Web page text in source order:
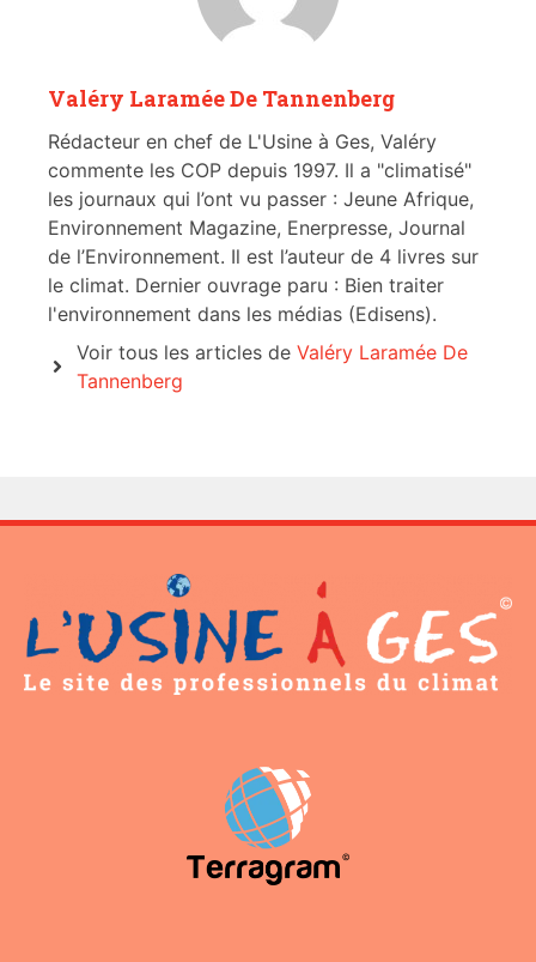
Valéry Laramée De Tannenberg
Rédacteur en chef de L'Usine à Ges, Valéry
commente les COP depuis 1997. Il a "climatisé"
les journaux qui l’ont vu passer : Jeune Afrique,
Environnement Magazine, Enerpresse, Journal
de l’Environnement. Il est l’auteur de 4 livres sur
le climat. Dernier ouvrage paru : Bien traiter
l'environnement dans les médias (Edisens).
Voir tous les articles de Valéry Laramée De
Tannenberg